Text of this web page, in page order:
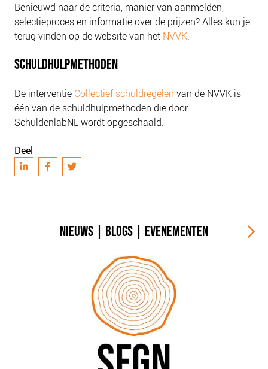
Benieuwd naar de criteria, manier van aanmelden,
selectieproces en informatie over de prijzen? Alles kun je
terug vinden op de website van het NVVK.
SCHULDHULPMETHODEN
De interventie Collectief schuldregelen van de NVVK is
één van de schuldhulpmethoden die door
SchuldenlabNL wordt opgeschaald.
Deel
NIEUWS BLOGS EVENEMENTEN